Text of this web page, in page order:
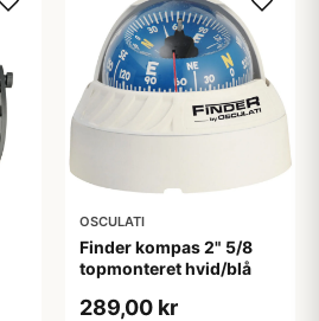
OSCULATI
Finder kompas 2" 5/8
topmonteret hvid/blå
289,00 kr